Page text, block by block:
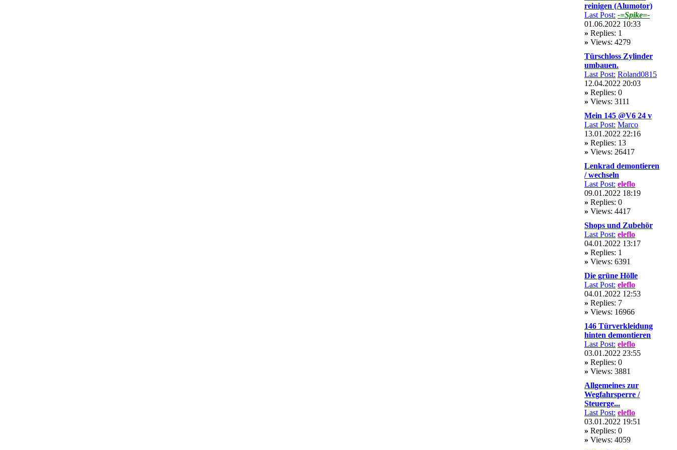
reinigen (Alumotor)
Last Post: -=Spike=-
01.06.2022 10:33
» Replies: 1
» Views: 4279
Türschloss Zylinder
umbauen.
Last Post: Roland0815
12.04.2022 20:03
» Replies: 0
» Views: 3111
Mein 145 @V6 24 v
Last Post: Marco
13.01.2022 22:16
» Replies: 13
» Views: 26417
Lenkrad demontieren
/ wechseln
Last Post: eleflo
09.01.2022 18:19
» Replies: 0
» Views: 4417
Shops und Zubehör
Last Post: eleflo
04.01.2022 13:17
» Replies: 1
» Views: 6391
Die grüne Hölle
Last Post: eleflo
04.01.2022 12:53
» Replies: 7
» Views: 16966
146 Türverkleidung
hinten demontieren
Last Post: eleflo
03.01.2022 23:55
» Replies: 0
» Views: 3881
Allgemeines zur
Wegfahrsperre /
Steuerge...
Last Post: eleflo
03.01.2022 19:51
» Replies: 0
» Views: 4059